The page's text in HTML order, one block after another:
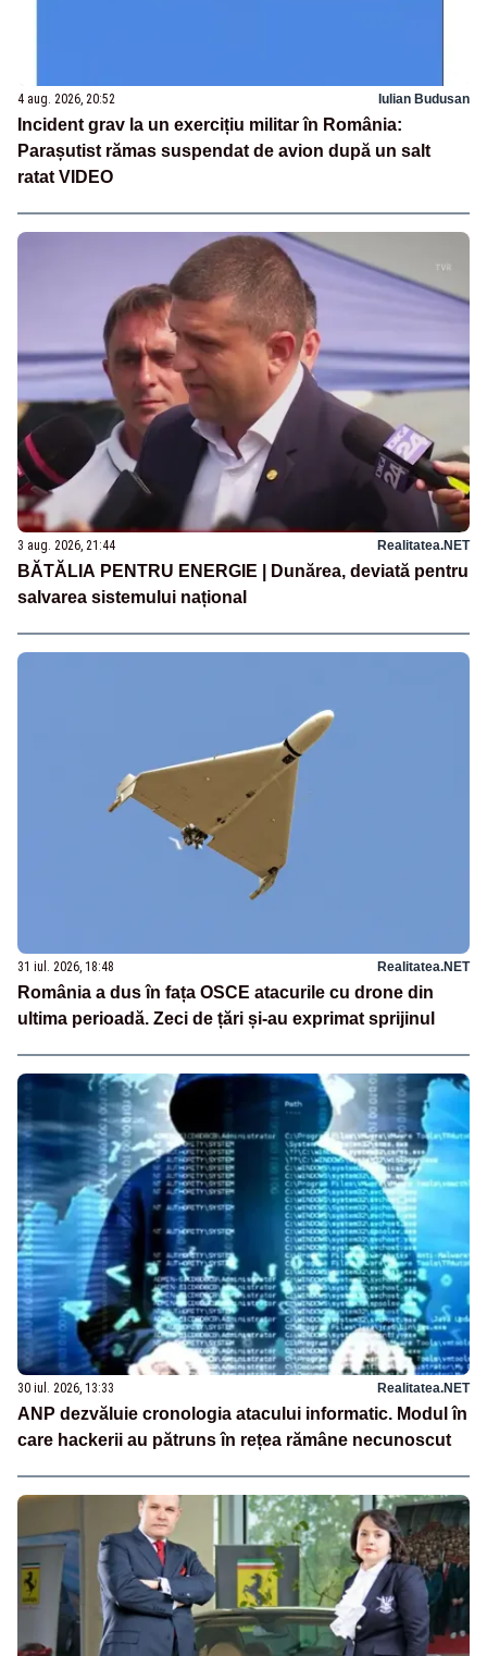
4 aug. 2026, 20:52 Iulian Budusan
Incident grav la un exercițiu militar în România:
Parașutist rămas suspendat de avion după un salt
ratat VIDEO
3 aug. 2026, 21:44 Realitatea.NET
BĂTĂLIA PENTRU ENERGIE | Dunărea, deviată pentru
salvarea sistemului național
31 iul. 2026, 18:48 Realitatea.NET
România a dus în fața OSCE atacurile cu drone din
ultima perioadă. Zeci de țări și-au exprimat sprijinul
30 iul. 2026, 13:33 Realitatea.NET
ANP dezvăluie cronologia atacului informatic. Modul în
care hackerii au pătruns în rețea rămâne necunoscut